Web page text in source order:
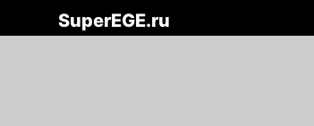
SuperEGE.ru